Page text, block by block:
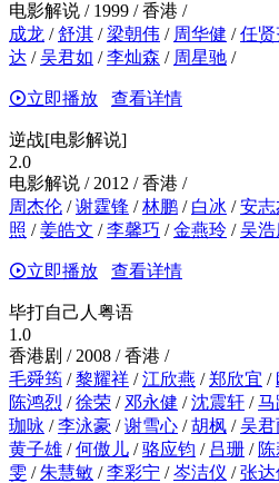
电影解说 / 1999 / 香港 /
成龙 /舒淇 /梁朝伟 / 周华健 /任贤
达 /吴君如 /李灿森 / 周星驰 /
立即播放 查看详情
逆战[电影解说]
2.0
电影解说 / 2012 / 香港 /
周杰伦 /谢霆锋 /林鹏 / 白冰 /安志
照 /姜皓文 /李馨巧 /金燕玲 /吴浩
立即播放 查看详情
毕打自己人粤语
1.0
香港剧 / 2008 / 香港 /
毛舜筠 /黎耀祥 /江欣燕 /郑欣宜 /
陈鸿烈 /徐荣 /邓永健 /沈震轩 /马
珈咏 /李泳豪 /谢雪心 /胡枫 /吴君
黄子雄 /何傲儿 /骆应钧 / 吕珊 /
雯 /朱慧敏 /李彩宁 /岑洁仪 /张达